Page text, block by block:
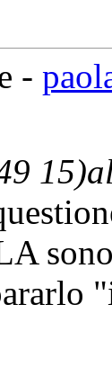
-
15)